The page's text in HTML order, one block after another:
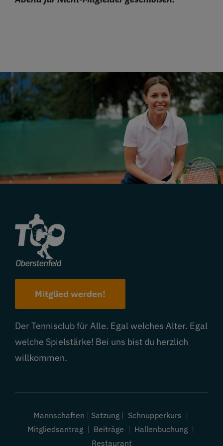
Mitglied werden!
Der Tennisclub für Alle. Egal welches Alter. Egal
welche Spielstärke! Bei uns bist du herzlich
willkommen.
Mannschaften | Satzung| Schnupperkurs |
Mitgliedsantrag| Beiträge | Hallenbuchung|
Restaurant